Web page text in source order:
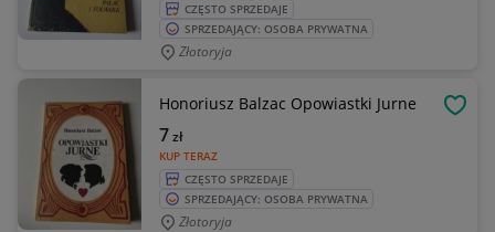
CZĘSTO SPRZEDAJE
SPRZEDAJĄCY: OSOBA PRYWATNA
Złotoryja
Honoriusz Balzac Opowiastki Jurne
KUP TERAZ
7zł
CZĘSTO SPRZEDAJE
SPRZEDAJĄCY: OSOBA PRYWATNA
Złotoryja